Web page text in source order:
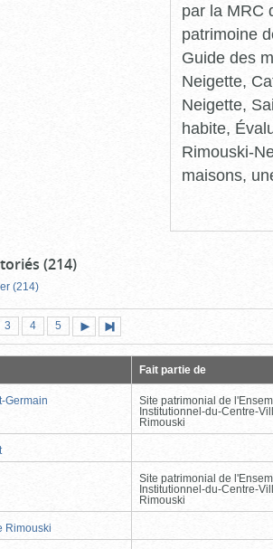
par la MRC
patrimoine
Guide des
Neigette,
Neigette,
habite,
Rimouski-
maisons,
(214)
(214)
Page
3 Page
4 Page
5
suivante
page
Fait partie de
Germain
Site patrimonial de
Institutionnel-du-Centre-
Rimouski
Site patrimonial de
Institutionnel-du-Centre-
Rimouski
Rimouski